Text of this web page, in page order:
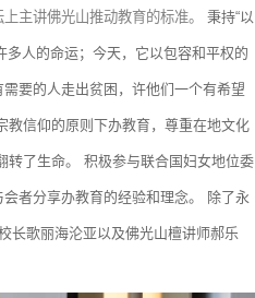
主讲佛光山推动教育的标准。 秉持“以
多人的命运；今天，它以包容和平权的
要的人走出贫困，许他们一个有希望
教信仰的原则下办教育，尊重在地文化
了生命。 积极参与联合国妇女地位委
者分享办教育的经验和理念。 除了永
长歌丽海沦亚以及佛光山檀讲师郝乐